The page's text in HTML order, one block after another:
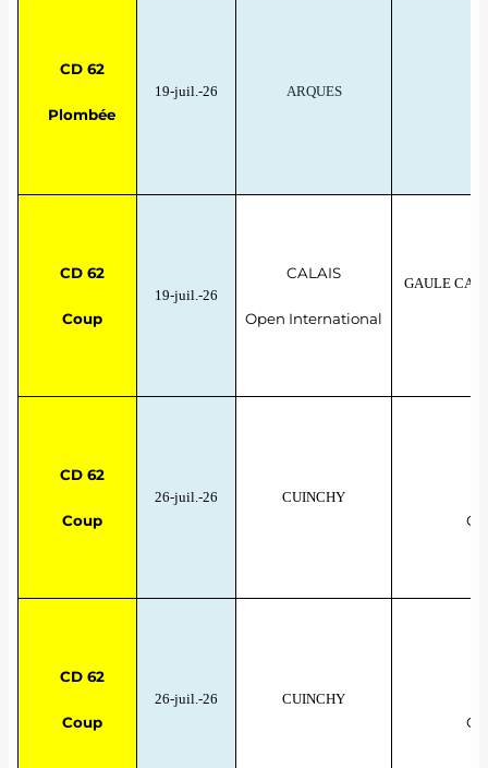
CD 62
Plombée
19-juil.-26 ARQUES
CD 62
Coup
19-juil.-26
CALAIS
Open International
GAULE
CD 62
Coup
26-juil.-26 CUINCHY
CD 62
Coup
26-juil.-26 CUINCHY